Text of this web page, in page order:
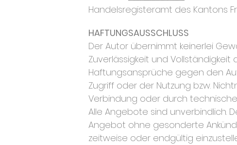
Handelsregisteramt des Kantons
HAFTUNGSAUSSCHLUSS
Der Autor übernimmt keinerlei
Zuverlässigkeit und Vollständigkeit
Haftungsansprüche gegen den
Zugriff oder der Nutzung bzw.
Verbindung oder durch
Alle Angebote sind unverbindlich.
Angebot ohne gesonderte
zeitweise oder endgültig